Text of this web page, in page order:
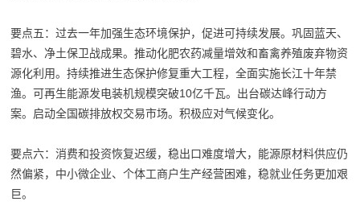
要点五：过去一年加强生态环境保护，促进可持续发展。巩固蓝天、
碧水、净土保卫战成果。推动化肥农药减量增效和畜禽养殖废弃物资
源化利用。持续推进生态保护修复重大工程，全面实施长江十年禁
渔。可再生能源发电装机规模突破10亿千瓦。出台碳达峰行动方
案。启动全国碳排放权交易市场。积极应对气候变化。
要点六：消费和投资恢复迟缓，稳出口难度增大，能源原材料供应仍
然偏紧，中小微企业、个体工商户生产经营困难，稳就业任务更加艰
巨。